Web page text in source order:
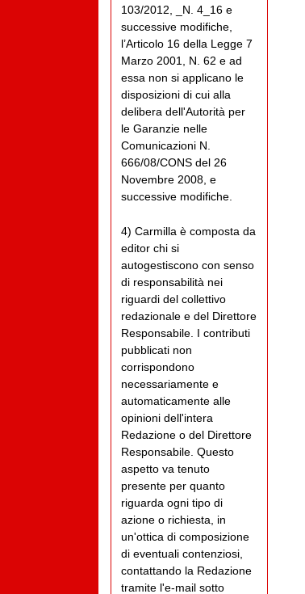
103/2012, _N. 4_16 e
successive modifiche,
l’Articolo 16 della Legge 7
Marzo 2001, N. 62 e ad
essa non si applicano le
disposizioni di cui alla
delibera dell'Autorità per
le Garanzie nelle
Comunicazioni N.
666/08/CONS del 26
Novembre 2008, e
successive modifiche.
4) Carmilla è composta da
editor chi si
autogestiscono con senso
di responsabilità nei
riguardi del collettivo
redazionale e del Direttore
Responsabile. I contributi
pubblicati non
corrispondono
necessariamente e
automaticamente alle
opinioni dell'intera
Redazione o del Direttore
Responsabile. Questo
aspetto va tenuto
presente per quanto
riguarda ogni tipo di
azione o richiesta, in
un'ottica di composizione
di eventuali contenziosi,
contattando la Redazione
tramite l'e-mail sotto